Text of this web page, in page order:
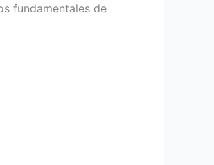
fundamentales de